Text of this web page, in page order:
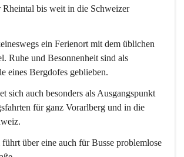
Rheintal bis weit in die Schweizer
ein Ferienort mit dem üblichen
Ruhe und Besonnenheit sind als
eines Bergdofes geblieben.
sich auch besonders als Ausgangspunkt
für ganz Vorarlberg und in die
über eine auch für Busse problemlose